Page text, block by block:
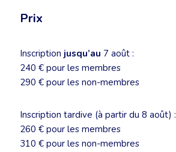
Prix
Inscription jusqu’au 7 août :
240 € pour les membres
290 € pour les non-membres
Inscription tardive (à partir du 8 août) :
260 € pour les membres
310 € pour les non-membres